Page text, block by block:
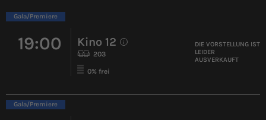
Gala/Premiere
19:00 Kino 12 i
203
0% frei
DIE VORSTELLUNG IST
LEIDER
AUSVERKAUFT
Gala/Premiere